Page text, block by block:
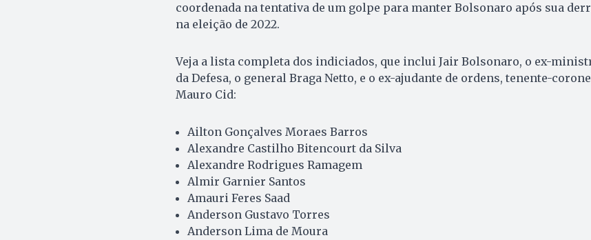
coordenada na tentativa de um golpe para manter Bolsonaro após sua
na eleição de 2022.
Veja a lista completa dos indiciados, que inclui Jair Bolsonaro, o ex-
da Defesa, o general Braga Netto, e o ex-ajudante de ordens, tenente-
Mauro Cid:
Ailton Gonçalves Moraes Barros
Alexandre Castilho Bitencourt da Silva
Alexandre Rodrigues Ramagem
Almir Garnier Santos
Amauri Feres Saad
Anderson Gustavo Torres
Anderson Lima de Moura